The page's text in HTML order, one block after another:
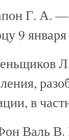
Г. А. —
9
в
Валь В.